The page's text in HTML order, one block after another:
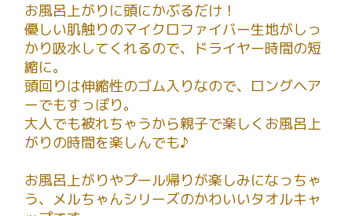
お風呂上がりに頭にかぶるだけ！
優しい肌触りのマイクロファイバー生地がしっ
かり吸水してくれるので、ドライヤー時間の短
縮に。
頭回りは伸縮性のゴム入りなので、ロングヘア
ーでもすっぽり。
大人でも被れちゃうから親子で楽しくお風呂上
がりの時間を楽しんでも♪
お風呂上がりやプール帰りが楽しみになっちゃ
う、メルちゃんシリーズのかわいいタオルキャ